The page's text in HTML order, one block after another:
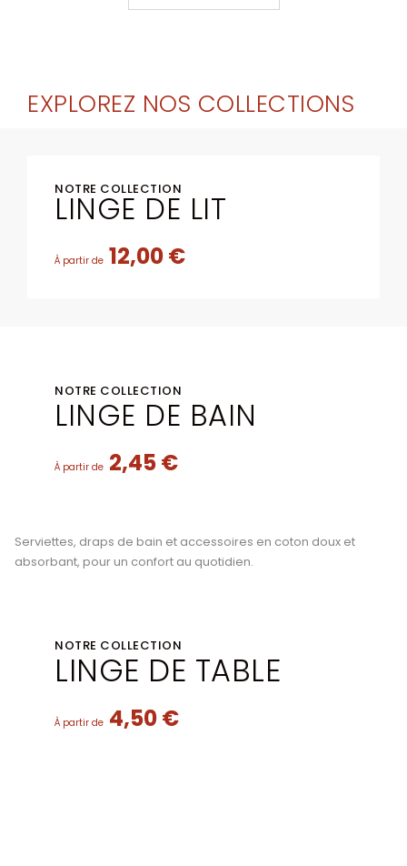
EXPLOREZ NOS COLLECTIONS
NOTRE COLLECTION
LINGE DE LIT
À partir de 12,00 €
NOTRE COLLECTION
LINGE DE BAIN
À partir de 2,45 €
Serviettes, draps de bain et accessoires en coton doux et
absorbant, pour un confort au quotidien.
NOTRE COLLECTION
LINGE DE TABLE
À partir de 4,50 €